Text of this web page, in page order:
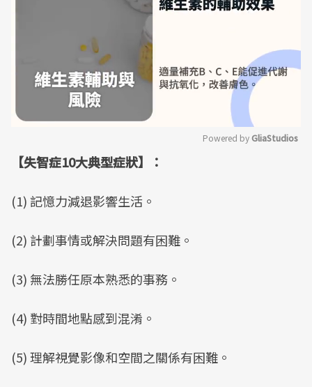
Powered by GliaStudios
【失智症10大典型症狀】：
(1) 記憶力減退影響生活。
(2) 計劃事情或解決問題有困難。
(3) 無法勝任原本熟悉的事務。
(4) 對時間地點感到混淆。
(5) 理解視覺影像和空間之關係有困難。